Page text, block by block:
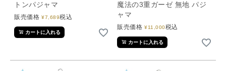
トンパジャマ
販売価格 ¥7,689税込
カートに入れる
魔法の3重ガーゼ 無地 パジ
ャマ
販売価格 ¥11,000税込
カートに入れる